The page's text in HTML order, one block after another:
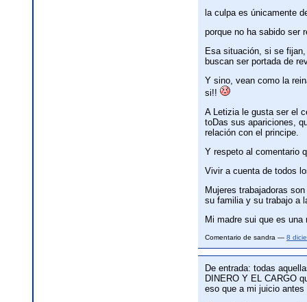
la culpa es únicamente
porque no ha sabido ser
Esa situación, si se
buscan ser portada de
Y sino, vean como la
si!!
A Letizia le gusta ser el
toDas sus apariciones,
relación con el principe.
Y respeto al comentario
Vivir a cuenta de todos
Mujeres trabajadoras
su familia y su trabajo a
Mi madre sui que es
Comentario de sandra — 8
De entrada: todas
DINERO Y EL CARGO
eso que a mi juicio